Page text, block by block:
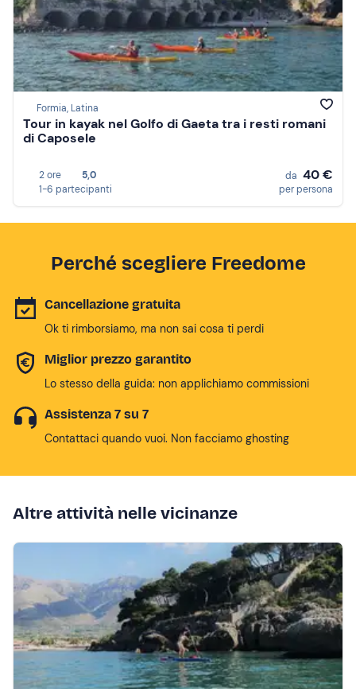
Formia, Latina
Tour in kayak nel Golfo di Gaeta tra i resti romani
di Caposele
2 ore
5,0
1-6 partecipanti
da 40 €
per persona
Perché scegliere Freedome
Cancellazione gratuita
Ok ti rimborsiamo, ma non sai cosa ti perdi
Miglior prezzo garantito
Lo stesso della guida: non applichiamo commissioni
Assistenza 7 su 7
Contattaci quando vuoi. Non facciamo ghosting
Altre attività nelle vicinanze